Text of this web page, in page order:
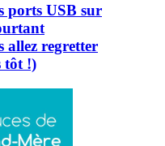
ports USB sur
allez regretter
tôt !)